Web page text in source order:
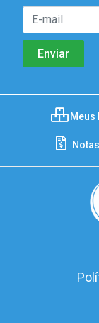
Meus